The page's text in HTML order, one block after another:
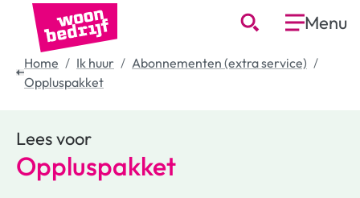
Menu
Home Ik huur
Abonnementen (extra service)
Oppluspakket
Lees voor
Oppluspakket